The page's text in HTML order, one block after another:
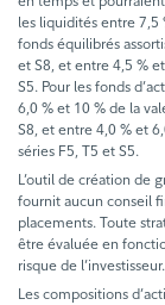
les liquidités entre 7,5
fonds équilibrés
et S8, et entre 4,5 %
S5. Pour les fonds
6,0 % et 10 % de la
S8, et entre 4,0 % et
séries F5, T5 et S5.
L’outil de création de
fournit aucun conseil
placements. Toute
être évaluée en
risque de l’investisseur.
Les compositions